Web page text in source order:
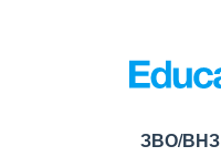
ЗВО/ВНЗ